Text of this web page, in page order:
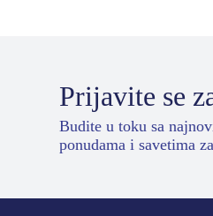
Prijavite se
Budite u toku sa
ponudama i savetima